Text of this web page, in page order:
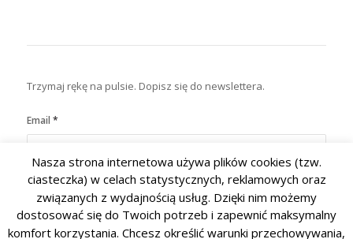
Trzymaj rękę na pulsie. Dopisz się do newslettera.
Email *
Nasza strona internetowa używa plików cookies (tzw.
ciasteczka) w celach statystycznych, reklamowych oraz
związanych z wydajnością usług. Dzięki nim możemy
dostosować się do Twoich potrzeb i zapewnić maksymalny
komfort korzystania. Chcesz określić warunki przechowywania,